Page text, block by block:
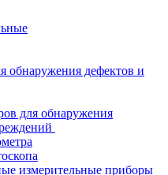
обнаружения дефектов и
для обнаружения
измерительные приборы